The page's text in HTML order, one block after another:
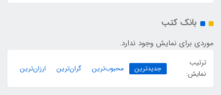
بانک کتب
موردی برای نمایش وجود ندارد.
ترتیب
نمایش:
جدیدترین محبوب‌ترین گران‌ترین ارزان‌ترین